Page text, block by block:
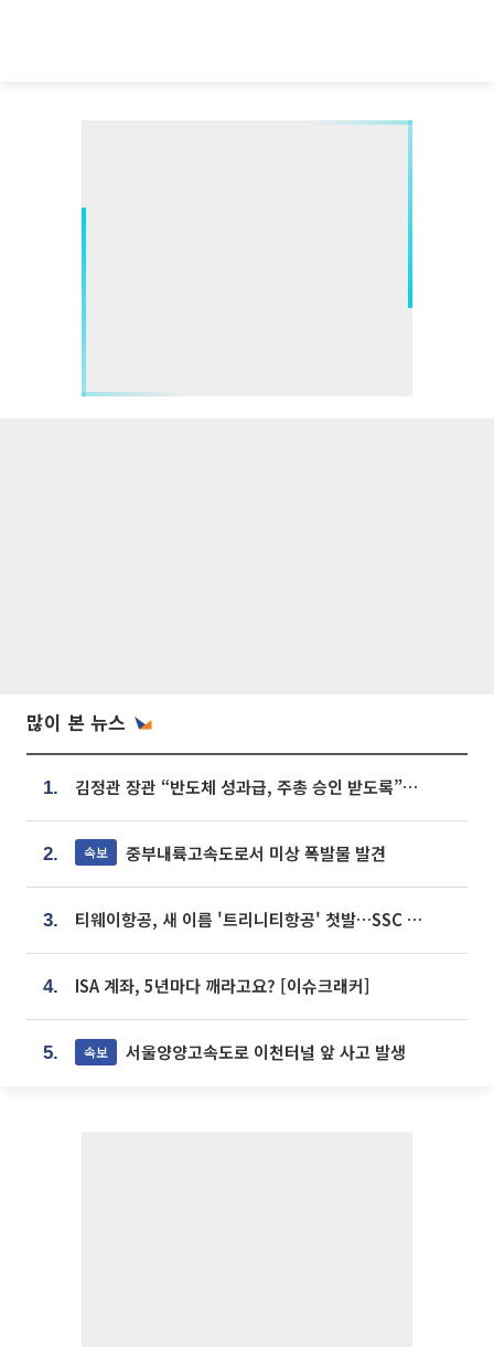
많이 본 뉴스
1. 김정관 장관 “반도체 성과급, 주총 승인 받도록”…상법·자본시장법 개정 시사
2. 속보 중부내륙고속도로서 미상 폭발물 발견
3. 티웨이항공, 새 이름 '트리니티항공' 첫발…SSC 전략 본격화
4. ISA 계좌, 5년마다 깨라고요? [이슈크래커]
5. 속보 서울양양고속도로 이천터널 앞 사고 발생